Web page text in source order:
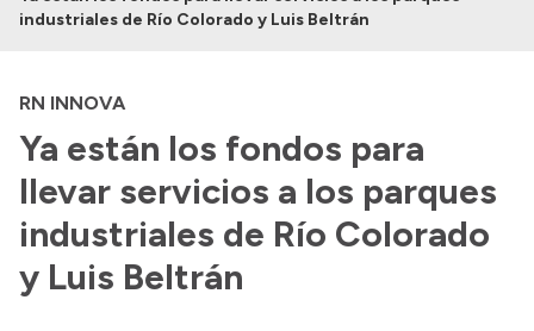
Autoridades
Autoridades y Organismos
Discursos en la Legislatura
Casa de Gobierno
Acerca de Río Negro
Historia
industriales de Río Colorado y Luis Beltrán
RN INNOVA
Ya están los fondos para
llevar servicios a los parques
industriales de Río Colorado
y Luis Beltrán